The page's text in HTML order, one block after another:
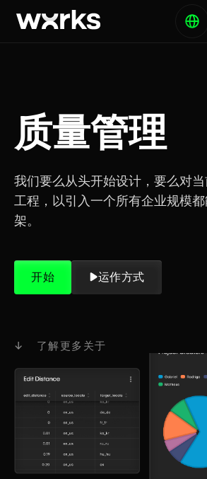
质量管理
我们要么从头开始设计，要么对
工程，以引入一个所有企业规模
架。
开始 运作方式
↓ 了解更多关于